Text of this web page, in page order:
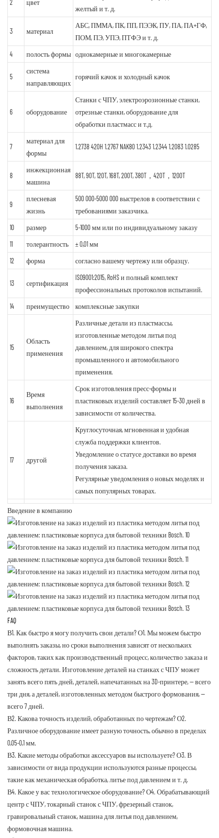
2 цвет
желтый и т. д.
3 материал
АБС, ПММА, ПК, ПП, ПЭЭК, ПУ, ПА, ПА+ГФ,
ПОМ, ПЭ, УПЭ, ПТФЭ и т. д.
4
полость формы однокамерные и многокамерные
5
система
направляющих
горячий качок и холодный качок
6 оборудование
Станки с ЧПУ, электроэрозионные станки,
отрезные станки, оборудование для
обработки пластмасс и т.д.
7
материал для
формы
1.2738 420H 1.2767 NAK80 1.2343 1.2344 1.2083 1.0285
8
инжекционная
машина
88T, 90T, 120T, 168T, 200T, 380T，420T，1200T
9
плесневая
жизнь
500 000-5000 000 выстрелов в соответствии с
требованиями заказчика.
10
размер
5-1000 мм или по индивидуальному заказу
11
толерантность
± 0,01 мм
12
форма согласно вашему чертежу или образцу.
13 сертификация
ISO9001:2015, RoHS и полный комплект
профессиональных протоколов испытаний.
14
преимущество комплексные закупки
15
Область
применения
Различные детали из пластмассы,
изготовленные методом литья под
давлением, для широкого спектра
промышленного и автомобильного
применения.
16
Время
выполнения
Срок изготовления пресс-формы и
пластиковых изделий составляет 15-30 дней в
зависимости от количества.
17 другой
Круглосуточная, мгновенная и удобная
служба поддержки клиентов.
Уведомление о статусе доставки во время
получения заказа.
Регулярные уведомления о новых моделях и
самых популярных товарах.
Введение в компанию
FAQ
В1. Как быстро я могу получить свои детали?О1. Мы можем быстро
выполнять заказы, но сроки выполнения зависят от нескольких
факторов, таких как производственный процесс, количество заказа и
сложность детали. Изготовление деталей на станках с ЧПУ может
занять всего пять дней, деталей, напечатанных на 3D-принтере, — всего
три дня, а деталей, изготовленных методом быстрого формования, —
всего 7 дней.
В2. Какова точность изделий, обработанных по чертежам?О2.
Различное оборудование имеет разную точность, обычно в пределах
0,05-0,1 мм.
В3. Какие методы обработки аксессуаров вы используете?О3. В
зависимости от вида продукции используются разные процессы,
такие как механическая обработка, литье под давлением и т. д.
В4. Какое у вас технологическое оборудование?О4. Обрабатывающий
центр с ЧПУ, токарный станок с ЧПУ, фрезерный станок,
гравировальный станок, машина для литья под давлением,
формовочная машина.